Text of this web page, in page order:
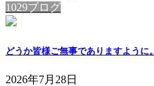
1029ブログ
どうか皆様ご無事でありますように。
2026年7月28日